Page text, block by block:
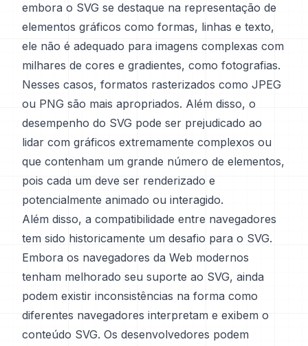
embora o SVG se destaque na representação de
elementos gráficos como formas, linhas e texto,
ele não é adequado para imagens complexas com
milhares de cores e gradientes, como fotografias.
Nesses casos, formatos rasterizados como JPEG
ou PNG são mais apropriados. Além disso, o
desempenho do SVG pode ser prejudicado ao
lidar com gráficos extremamente complexos ou
que contenham um grande número de elementos,
pois cada um deve ser renderizado e
potencialmente animado ou interagido.
Além disso, a compatibilidade entre navegadores
tem sido historicamente um desafio para o SVG.
Embora os navegadores da Web modernos
tenham melhorado seu suporte ao SVG, ainda
podem existir inconsistências na forma como
diferentes navegadores interpretam e exibem o
conteúdo SVG. Os desenvolvedores podem